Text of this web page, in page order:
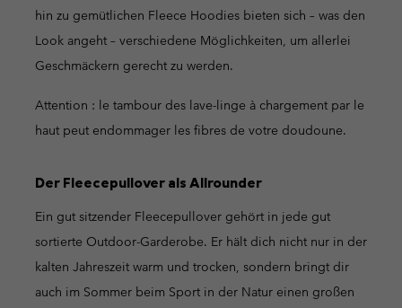
hin zu gemütlichen Fleece Hoodies bieten sich – was den
Look angeht – verschiedene Möglichkeiten, um allerlei
Geschmäckern gerecht zu werden.
Attention : le tambour des lave-linge à chargement par le
haut peut endommager les fibres de votre doudoune.
Der Fleecepullover als Allrounder
Ein gut sitzender Fleecepullover gehört in jede gut
sortierte Outdoor-Garderobe. Er hält dich nicht nur in der
kalten Jahreszeit warm und trocken, sondern bringt dir
auch im Sommer beim Sport in der Natur einen großen